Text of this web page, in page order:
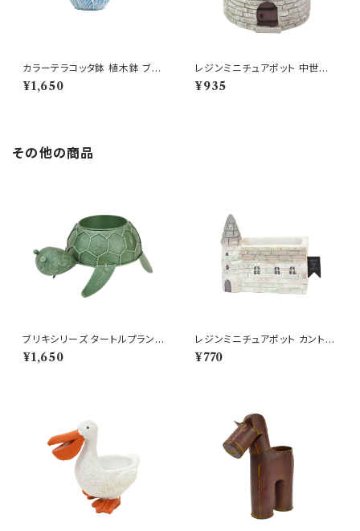
カラーテラコッタ鉢 植木鉢 ブル
¥1,650
レジンミニチュアポット 中世の
塔 GY 櫓 鐘楼 多肉 鉢
¥935
その他の商品
ブリキシリーズ タートルプランタ
ー ブリキ プランター 鉢
¥1,650
レジンミニチュアポット カントリ
ーチャーチ プランター 建物
¥770